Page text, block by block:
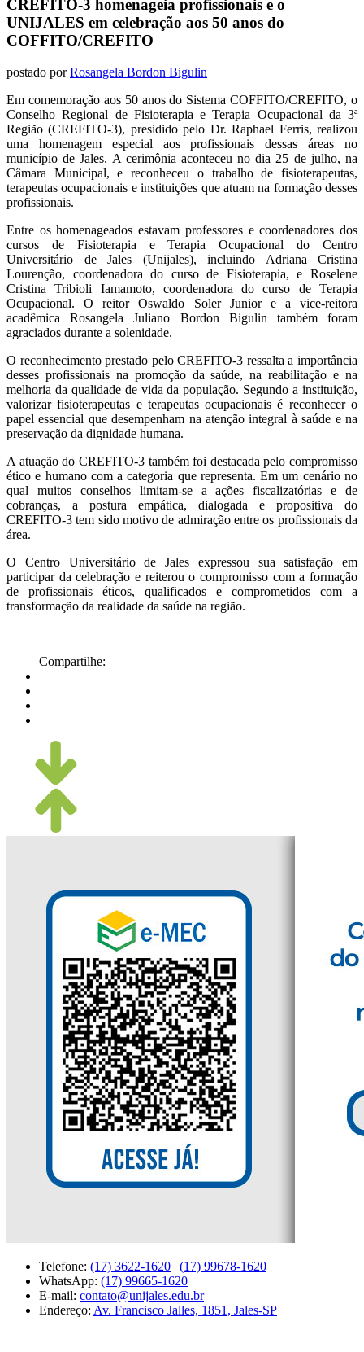
CREFITO-3 homenageia profissionais e o
UNIJALES em celebração aos 50 anos do
COFFITO/CREFITO
postado porRosangela Bordon Bigulin
Em comemoração aos 50 anos do Sistema COFFITO/CREFITO, o
Conselho Regional de Fisioterapia e Terapia Ocupacional da 3ª
Região (CREFITO-3), presidido pelo Dr. Raphael Ferris, realizou
uma homenagem especial aos profissionais dessas áreas no
município de Jales. A cerimônia aconteceu no dia 25 de julho, na
Câmara Municipal, e reconheceu o trabalho de fisioterapeutas,
terapeutas ocupacionais e instituições que atuam na formação desses
profissionais.
Entre os homenageados estavam professores e coordenadores dos
cursos de Fisioterapia e Terapia Ocupacional do Centro
Universitário de Jales (Unijales), incluindo Adriana Cristina
Lourenção, coordenadora do curso de Fisioterapia, e Roselene
Cristina Tribioli Iamamoto, coordenadora do curso de Terapia
Ocupacional. O reitor Oswaldo Soler Junior e a vice-reitora
acadêmica Rosangela Juliano Bordon Bigulin também foram
agraciados durante a solenidade.
O reconhecimento prestado pelo CREFITO-3 ressalta a importância
desses profissionais na promoção da saúde, na reabilitação e na
melhoria da qualidade de vida da população. Segundo a instituição,
valorizar fisioterapeutas e terapeutas ocupacionais é reconhecer o
papel essencial que desempenham na atenção integral à saúde e na
preservação da dignidade humana.
A atuação do CREFITO-3 também foi destacada pelo compromisso
ético e humano com a categoria que representa. Em um cenário no
qual muitos conselhos limitam-se a ações fiscalizatórias e de
cobranças, a postura empática, dialogada e propositiva do
CREFITO-3 tem sido motivo de admiração entre os profissionais da
área.
O Centro Universitário de Jales expressou sua satisfação em
participar da celebração e reiterou o compromisso com a formação
de profissionais éticos, qualificados e comprometidos com a
transformação da realidade da saúde na região.
Compartilhe:
Telefone: (17) 3622-1620 | (17) 99678-1620
WhatsApp: (17) 99665-1620
E-mail: contato@unijales.edu.br
Endereço: Av. Francisco Jalles, 1851, Jales-SP